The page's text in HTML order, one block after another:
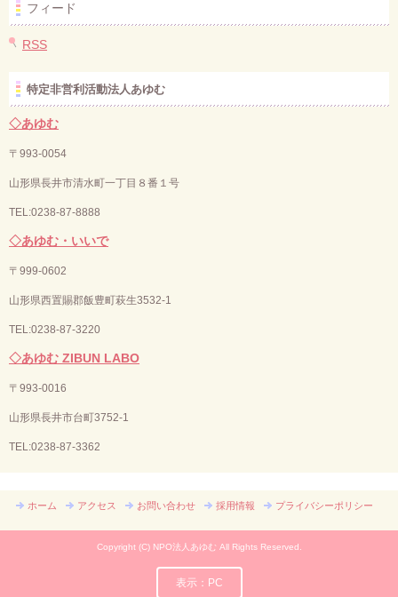
フィード
RSS
特定非営利活動法人あゆむ
◇あゆむ
〒993-0054
山形県長井市清水町一丁目８番１号
TEL:0238-87-8888
◇あゆむ・いいで
〒 999-0602
山形県西置賜郡飯豊町萩生3532-1
TEL:0238-87-3220
◇あゆむ ZIBUN LABO
〒 993-0016
山形県長井市台町3752-1
TEL:0238-87-3362
ホーム アクセス お問い合わせ 採用情報 プライバシーポリシー
Copyright (C) NPO法人あゆむ All Rights Reserved.
表示：PC